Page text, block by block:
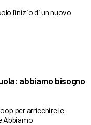
l’inizio di un nuovo
abbiamo bisogno
per arricchire le
Abbiamo